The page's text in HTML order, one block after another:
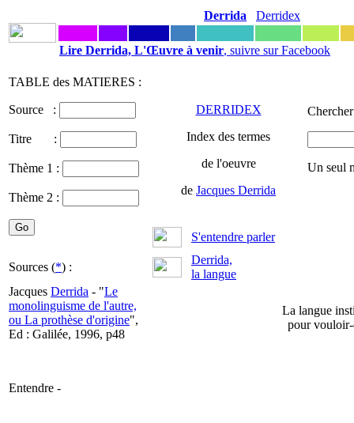
Derrida Derridex
Lire Derrida, L'Œuvre à venir, suivre sur Facebook
TABLE des MATIERES :
Source :
Titre :
Thème 1 :
Thème 2 :
DERRIDEX
Index des termes
de l'oeuvre
de Jacques Derrida
Un seul
S'entendre parler
Sources (*) :
Derrida,
la langue
Jacques Derrida - "Le
monolinguisme de l'autre,
ou La prothèse d'origine",
Ed : Galilée, 1996, p48
Entendre -
La langue
pour